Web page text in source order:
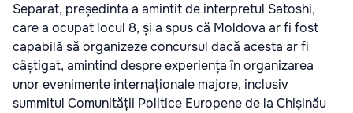
Separat, președinta a amintit de interpretul Satoshi,
care a ocupat locul 8, și a spus că Moldova ar fi fost
capabilă să organizeze concursul dacă acesta ar fi
câștigat, amintind despre experiența în organizarea
unor evenimente internaționale majore, inclusiv
summitul Comunității Politice Europene de la Chișinău